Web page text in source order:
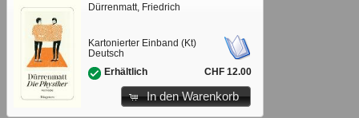
Dürrenmatt, Friedrich
Kartonierter Einband (Kt)
Deutsch
Erhältlich
CHF 12.00
In den Warenkorb